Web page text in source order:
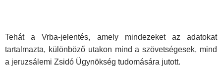
Tehát a Vrba-jelentés, amely mindezeket az adatokat
tartalmazta, különböző utakon mind a szövetségesek, mind
a jeruzsálemi Zsidó Ügynökség tudomására jutott.